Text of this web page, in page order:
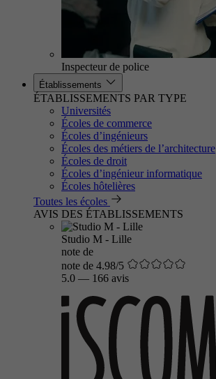
Inspecteur de police
Établissements
ÉTABLISSEMENTS PAR TYPE
Universités
Écoles de commerce
Écoles d’ingénieurs
Écoles des métiers de l’architecture
Écoles de droit
Écoles d’ingénieur informatique
Écoles hôtelières
Toutes les écoles
AVIS DES ÉTABLISSEMENTS
Studio M - Lille
note de
note de 4.98/5
5.0 — 166 avis